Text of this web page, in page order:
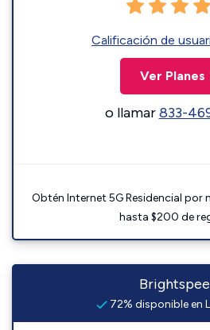
Calificación de
Ver Planes
o llamar833-
Obtén Internet 5G Residencial por
hasta $200 de
72% disponible en